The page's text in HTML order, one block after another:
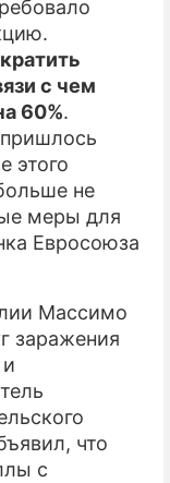
с чем
60%.
этого
не
меры для
Евросоюза
Массимо
заражения
что
с